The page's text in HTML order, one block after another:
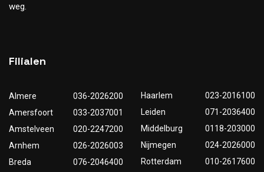
weg.
Filialen
Almere
036-2026200
Amersfoort
033-2037001
Amstelveen
020-2247200
Arnhem
026-2026003
Breda
076-2046400
Haarlem
023-2016100
Leiden
071-2036400
Middelburg
0118-203000
Nijmegen
024-2026000
Rotterdam
010-2617600